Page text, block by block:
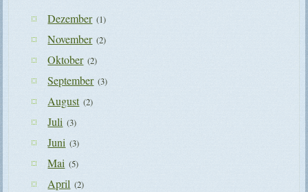
Dezember (1)
November (2)
Oktober (2)
September (3)
August (2)
Juli (3)
Juni (3)
Mai (5)
April (2)